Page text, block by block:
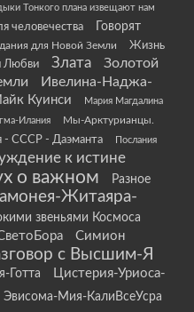
Тонкого плана извещают нам
человечества
Говорят
для Новой Земли
Жизнь
Любви
Злата
Золотой
Ивелина-Наджа-
Куинси Мария Магдалина
Илания
Мы-Арктурианцы.
- СССР - Даэманта
Послания
к истине
о важном Разное
Житаяра-
звеньями Космоса
Симион
с Высшим-Я
Готта
Цистерия-Уриоса-
Эвисома-Мия-КалиВсеУсра